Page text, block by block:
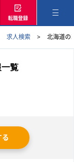
転職登録
求人検索 北海道の
覧